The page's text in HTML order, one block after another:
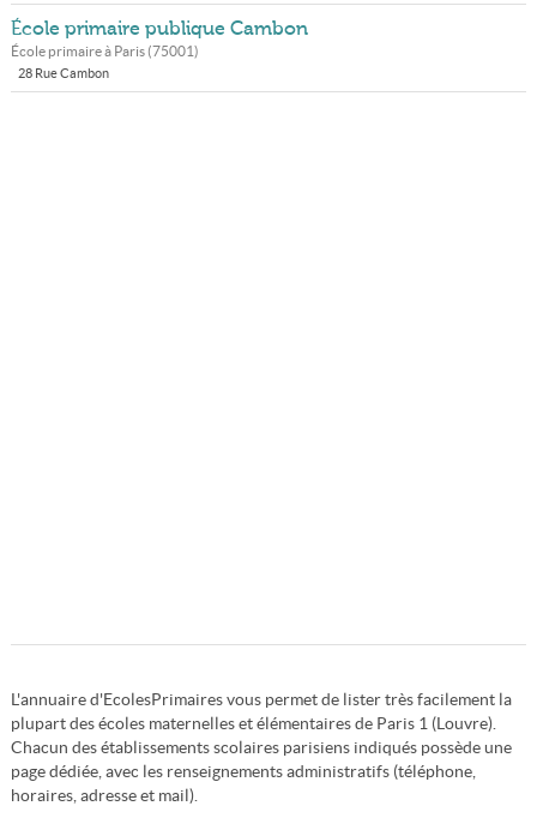
École primaire publique Cambon
École primaire à Paris(75001)
28 Rue Cambon
L'annuaire d'EcolesPrimaires vous permet de lister très facilement la
plupart des écoles maternelles et élémentaires de Paris 1 (Louvre).
Chacun des établissements scolaires parisiens indiqués possède une
page dédiée, avec les renseignements administratifs (téléphone,
horaires, adresse et mail).